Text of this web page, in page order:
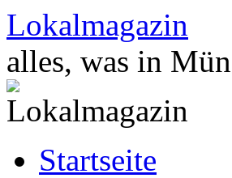
Zum
Inhalt
springen
Lokalmagazin
alles, was in
Startseite